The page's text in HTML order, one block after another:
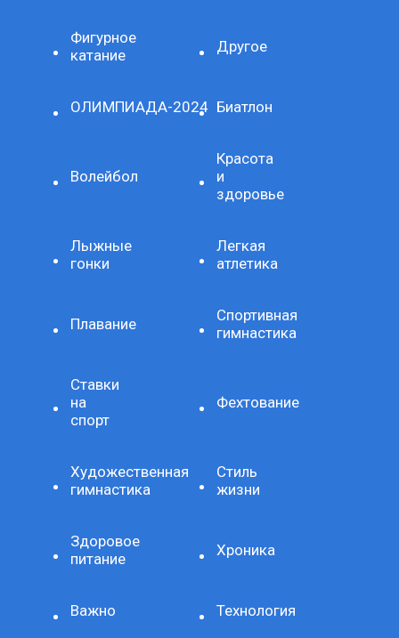
Фигурное
катание
Другое
ОЛИМПИАДА-2024 Биатлон
Волейбол
Красота
и
здоровье
Лыжные
гонки
Легкая
атлетика
Плавание
Спортивная
гимнастика
Ставки
на
спорт
Фехтование
Художественная
гимнастика
Стиль
жизни
Здоровое
питание
Хроника
Важно Технология